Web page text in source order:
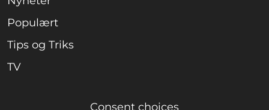
Populært
Tips og Triks
TV
Consent choices